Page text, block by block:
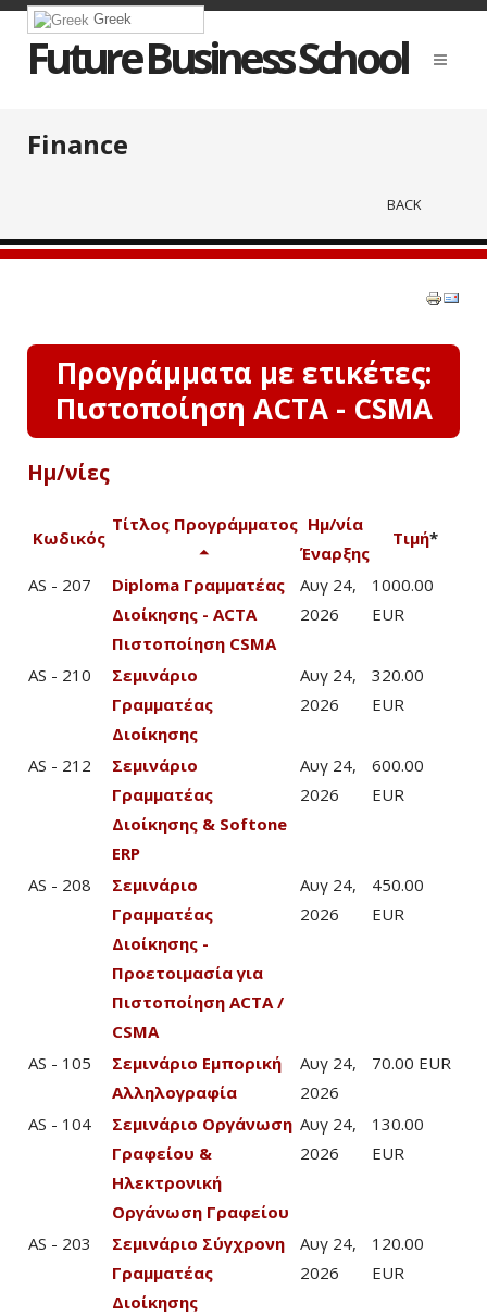
Greek
Future Business School
Finance
BACK
Προγράμματα με ετικέτες:
Πιστοποίηση ACTA - CSMA
Ημ/νίες
Κωδικός
Τίτλος Προγράμματος Ημ/νία
Έναρξης
Τιμή*
AS - 207
Diploma Γραμματέας
Διοίκησης - ACTA
Πιστοποίηση CSMA
Αυγ 24,
2026
1000.00
EUR
AS - 210
Σεμινάριο
Γραμματέας
Διοίκησης
Αυγ 24,
2026
320.00
EUR
AS - 212
Σεμινάριο
Γραμματέας
Διοίκησης & Softone
ERP
Αυγ 24,
2026
600.00
EUR
AS - 208
Σεμινάριο
Γραμματέας
Διοίκησης -
Προετοιμασία για
Πιστοποίηση ACTA /
CSMA
Αυγ 24,
2026
450.00
EUR
AS - 105
Σεμινάριο Εμπορική
Αλληλογραφία
Αυγ 24,
2026
70.00 EUR
AS - 104
Σεμινάριο Οργάνωση
Γραφείου &
Ηλεκτρονική
Οργάνωση Γραφείου
Αυγ 24,
2026
130.00
EUR
AS - 203
Σεμινάριο Σύγχρονη
Γραμματέας
Διοίκησης
Αυγ 24,
2026
120.00
EUR